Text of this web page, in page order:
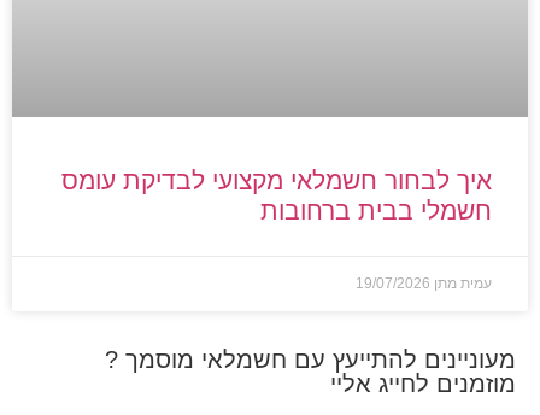
איך לבחור חשמלאי מקצועי לבדיקת עומס
חשמלי בבית ברחובות
עמית מתן 19/07/2026
מעוניינים להתייעץ עם חשמלאי מוסמך ?
מוזמנים לחייג אליי